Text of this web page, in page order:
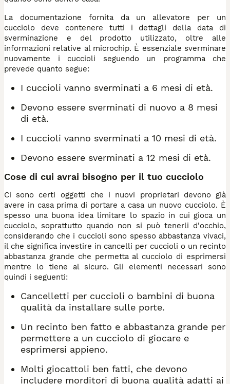
La documentazione fornita da un allevatore per un
cucciolo deve contenere tutti i dettagli della data di
sverminazione e del prodotto utilizzato, oltre alle
informazioni relative al microchip. È essenziale sverminare
nuovamente i cuccioli seguendo un programma che
prevede quanto segue:
I cuccioli vanno sverminati a 6 mesi di età.
Devono essere sverminati di nuovo a 8 mesi
di età.
I cuccioli vanno sverminati a 10 mesi di età.
Devono essere sverminati a 12 mesi di età.
Cose di cui avrai bisogno per il tuo cucciolo
Ci sono certi oggetti che i nuovi proprietari devono già
avere in casa prima di portare a casa un nuovo cucciolo. È
spesso una buona idea limitare lo spazio in cui gioca un
cucciolo, soprattutto quando non si può tenerli d'occhio,
considerando che i cuccioli sono spesso abbastanza vivaci,
il che significa investire in cancelli per cuccioli o un recinto
abbastanza grande che permetta al cucciolo di esprimersi
mentre lo tiene al sicuro. Gli elementi necessari sono
quindi i seguenti:
Cancelletti per cuccioli o bambini di buona
qualità da installare sulle porte.
Un recinto ben fatto e abbastanza grande per
permettere a un cucciolo di giocare e
esprimersi appieno.
Molti giocattoli ben fatti, che devono
includere morditori di buona qualità adatti ai